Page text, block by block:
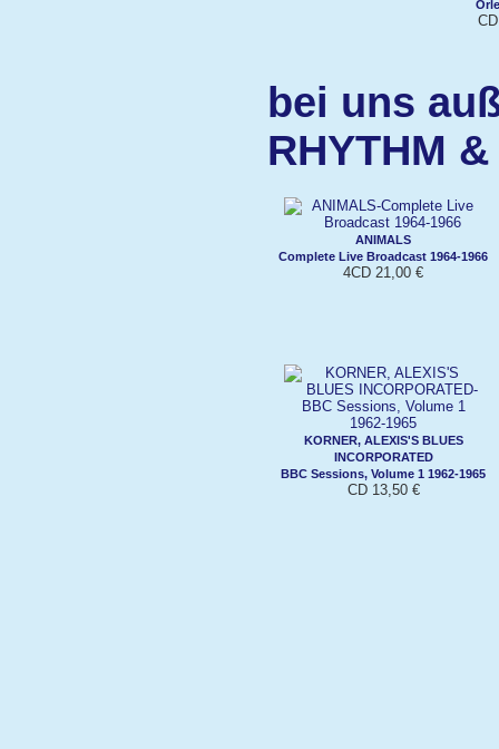
bei uns
RHYTHM
ANIMALS
Complete Live Broadcast 1964-1966
4CD 21,00 €
KORNER, ALEXIS'S BLUES
INCORPORATED
BBC Sessions, Volume 1 1962-1965
CD 13,50 €